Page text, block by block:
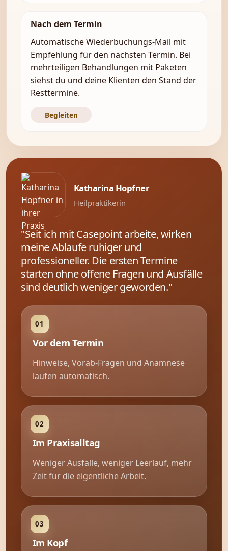
Nach dem Termin
Automatische Wiederbuchungs-Mail mit
Empfehlung für den nächsten Termin. Bei
mehrteiligen Behandlungen mit Paketen
siehst du und deine Klienten den Stand der
Resttermine.
Begleiten
Katharina Hopfner
Heilpraktikerin
"Seit ich mit Casepoint arbeite, wirken
meine Abläufe ruhiger und
professioneller. Die ersten Termine
starten ohne offene Fragen und Ausfälle
sind deutlich weniger geworden."
Vor dem Termin
Hinweise, Vorab-Fragen und Anamnese
laufen automatisch.
Im Praxisalltag
Weniger Ausfälle, weniger Leerlauf, mehr
Zeit für die eigentliche Arbeit.
Im Kopf